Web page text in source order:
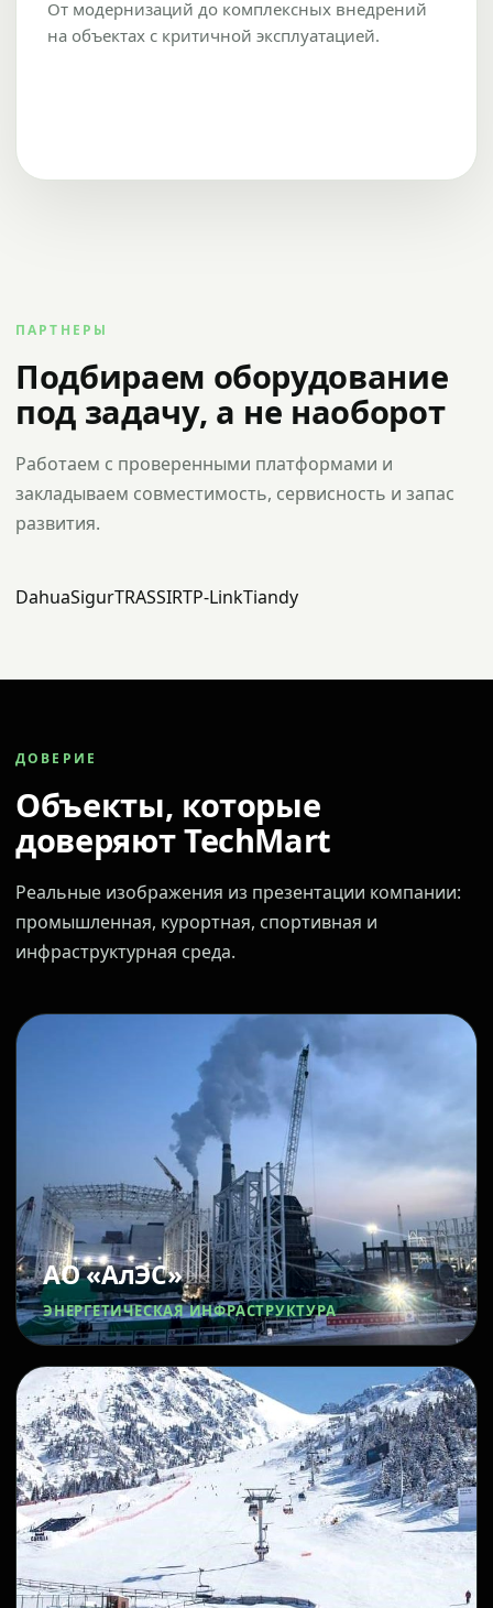
От модернизаций до комплексных внедрений
на объектах с критичной эксплуатацией.
ПАРТНЕРЫ
Подбираем оборудование
под задачу, а не наоборот
Работаем с проверенными платформами и
закладываем совместимость, сервисность и запас
развития.
DahuaSigurTRASSIRTP-LinkTiandy
ДОВЕРИЕ
Объекты, которые
доверяют TechMart
Реальные изображения из презентации компании:
промышленная, курортная, спортивная и
инфраструктурная среда.
АО «АлЭС»
ЭНЕРГЕТИЧЕСКАЯ ИНФРАСТРУКТУРА